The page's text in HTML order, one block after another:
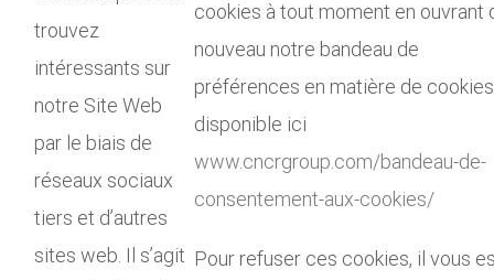
trouvez
intéressants sur
notre Site Web
par le biais de
réseaux sociaux
tiers et d’autres
sites web. Il s’agit
cookies à tout moment en ouvrant
nouveau notre bandeau de
préférences en matière de
disponible ici
www.cncrgroup.com/bandeau-de-
consentement-aux-cookies/
Pour refuser ces cookies, il vous